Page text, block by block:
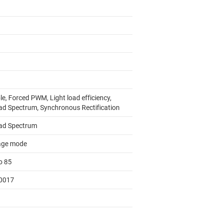
Forced PWM, Light load efficiency,
Spectrum, Synchronous Rectification
Spectrum
mode
85